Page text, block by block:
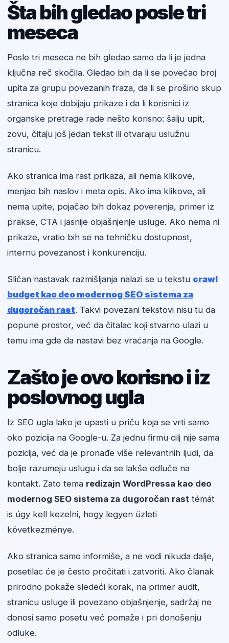
Šta bih gledao posle tri
meseca
Posle tri meseca ne bih gledao samo da li je jedna
ključna reč skočila. Gledao bih da li se povećao broj
upita za grupu povezanih fraza, da li se proširio skup
stranica koje dobijaju prikaze i da li korisnici iz
organske pretrage rade nešto korisno: šalju upit,
zovu, čitaju još jedan tekst ili otvaraju uslužnu
stranicu.
Ako stranica ima rast prikaza, ali nema klikove,
menjao bih naslov i meta opis. Ako ima klikove, ali
nema upite, pojačao bih dokaz poverenja, primer iz
prakse, CTA i jasnije objašnjenje usluge. Ako nema ni
prikaze, vratio bih se na tehničku dostupnost,
internu povezanost i konkurenciju.
Sličan nastavak razmišljanja nalazi se u tekstu crawl
budget kao deo modernog SEO sistema za
dugoročan rast. Takvi povezani tekstovi nisu tu da
popune prostor, već da čitalac koji stvarno ulazi u
temu ima gde da nastavi bez vraćanja na Google.
Zašto je ovo korisno i iz
poslovnog ugla
Iz SEO ugla lako je upasti u priču koja se vrti samo
oko pozicija na Google-u. Za jednu firmu cilj nije sama
pozicija, već da je pronađe više relevantnih ljudi, da
bolje razumeju uslugu i da se lakše odluče na
kontakt. Zato tema redizajn WordPressa kao deo
modernog SEO sistema za dugoročan rast témát
is úgy kell kezelni, hogy legyen üzleti
következménye.
Ako stranica samo informiše, a ne vodi nikuda dalje,
posetilac će je često pročitati i zatvoriti. Ako članak
prirodno pokaže sledeći korak, na primer audit,
stranicu usluge ili povezano objašnjenje, sadržaj ne
donosi samo posetu već pomaže i pri donošenju
odluke.